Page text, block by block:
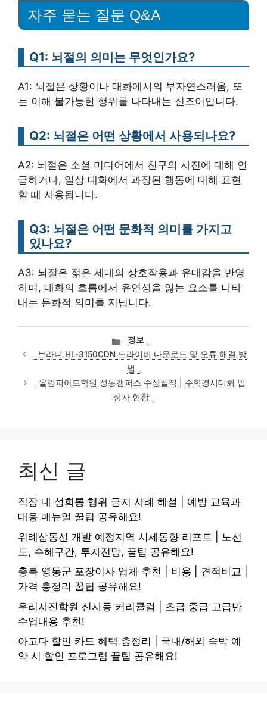
자주 묻는 질문 Q&A
Q1: 뇌절의 의미는 무엇인가요?
A1: 뇌절은 상황이나 대화에서의 부자연스러움, 또
는 이해 불가능한 행위를 나타내는 신조어입니다.
Q2: 뇌절은 어떤 상황에서 사용되나요?
A2: 뇌절은 소셜 미디어에서 친구의 사진에 대해 언
급하거나, 일상 대화에서 과장된 행동에 대해 표현
할 때 사용됩니다.
Q3: 뇌절은 어떤 문화적 의미를 가지고
있나요?
A3: 뇌절은 젊은 세대의 상호작용과 유대감을 반영
하며, 대화의 흐름에서 유연성을 잃는 요소를 나타
내는 문화적 의미를 지닙니다.
카
테
고
리
정보
브라더 HL-3150CDN 드라이버 다운로드 및 오류 해결 방
법
올림피아드학원 성동캠퍼스 수상실적 | 수학경시대회 입
상자 현황
최신 글
직장 내 성희롱 행위 금지 사례 해설 | 예방 교육과
대응 매뉴얼 꿀팁 공유해요!
위례삼동선 개발 예정지역 시세동향 리포트 | 노선
도, 수혜구간, 투자전망, 꿀팁 공유해요!
충북 영동군 포장이사 업체 추천 | 비용 | 견적비교 |
가격 총정리 꿀팁 공유해요!
우리사진학원 신사동 커리큘럼 | 초급 중급 고급반
수업내용 추천!
아고다 할인 카드 혜택 총정리 | 국내/해외 숙박 예
약 시 할인 프로그램 꿀팁 공유해요!